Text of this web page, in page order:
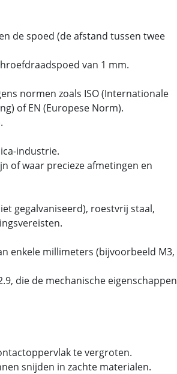
de spoed (de afstand tussen twee
van 1 mm.
normen zoals ISO (Internationale
of EN (Europese Norm).
industrie.
of waar precieze afmetingen en
gegalvaniseerd), roestvrij staal,
enkele millimeters (bijvoorbeeld M3,
die de mechanische eigenschappen
te vergroten.
snijden in zachte materialen.